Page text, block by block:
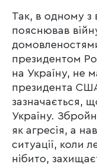
Так, в одному з
пояснював
президентом
на Україну, не
президента
зазначається,
Україну.
як агресія, а
ситуації, коли
нібито,